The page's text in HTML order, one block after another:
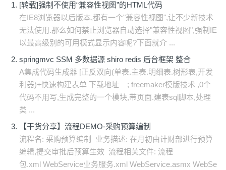
[转载]强制不使用“兼容性视图”的HTML代码
在IE8浏览器以后版本,都有一个"兼容性视图",让不少新技术
无法使用.那么如何禁止浏览器自动选择"兼容性视图",强制IE
以最高级别的可用模式显示内容呢?下面就介 ...
springmvc SSM 多数据源 shiro redis 后台框架 整合
A集成代码生成器 [正反双向(单表.主表.明细表.树形表,开发
利器)+快速构建表单 下载地址 ; freemaker模版技术 ,0个
代码不用写,生成完整的一个模块,带页面.建表sql脚本,处理
类 ...
【干货分享】流程DEMO-采购预算编制
流程名: 采购预算编制 业务描述: 在月初由计财部进行预算
编辑,提交审批后预算生效 流程相关文件: 流程
包.xml WebService业务服务.xml WebService.asmx WebSe